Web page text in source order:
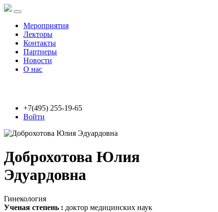
Мероприятия
Лекторы
Контакты
Партнеры
Новости
О нас
+7(495) 255-19-65
Войти
Доброхотова Юлия
Эдуардовна
Гинекология
Ученая степень : доктор медицинских наук